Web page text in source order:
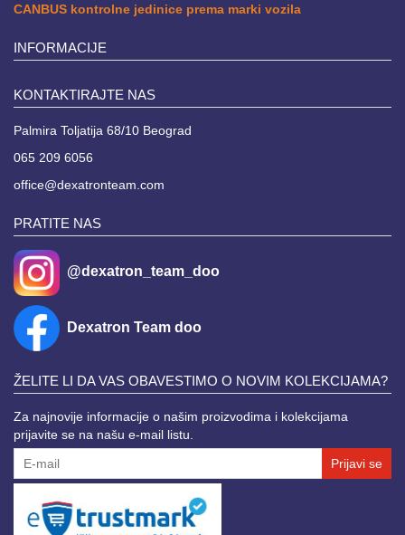
CANBUS kontrolne jedinice prema marki vozila
INFORMACIJE
KONTAKTIRAJTE NAS
Palmira Toljatija 68/10 Beograd
065 209 6056
office@dexatronteam.com
PRATITE NAS
@dexatron_team_doo
Dexatron Team doo
ŽELITE LI DA VAS OBAVESTIMO O NOVIM KOLEKCIJAMA?
Za najnovije informacije o našim proizvodima i kolekcijama
prijavite se na našu e-mail listu.
Prijavi se